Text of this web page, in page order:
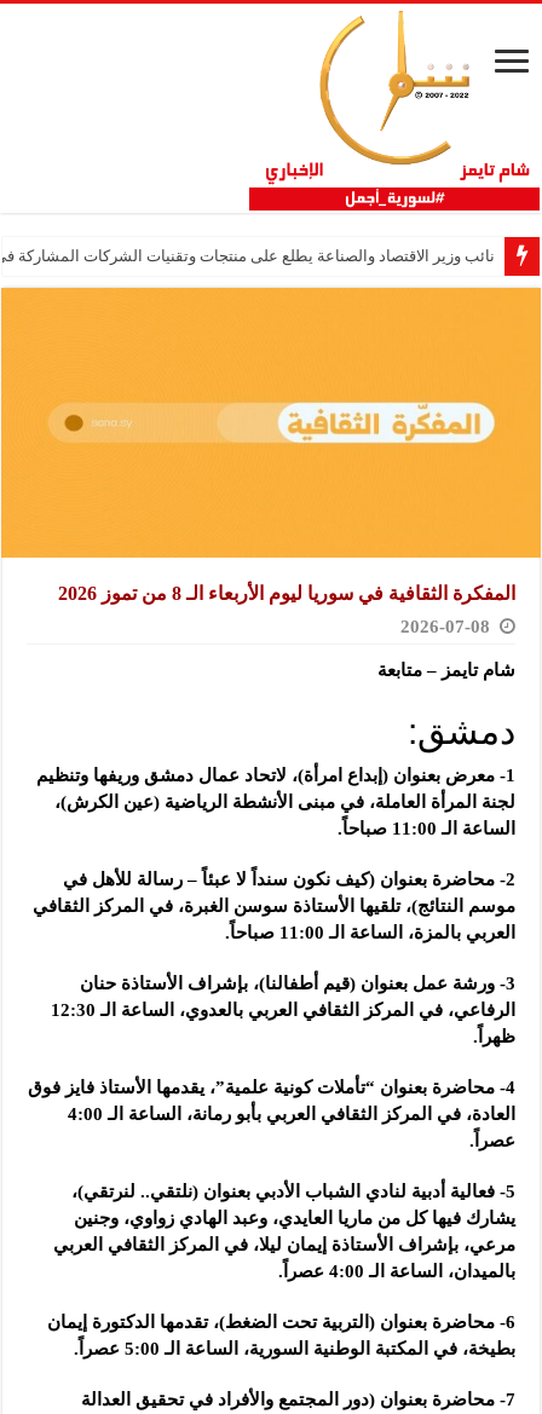
نائب وزير الاقتصاد والصناعة يطلع على منتجات وتقنيات الشركات المشاركة في
المفكرة الثقافية في سوريا ليوم الأربعاء الـ 8 من تموز 2026
2026-07-08
شام تايمز – متابعة
دمشق:
1- معرض بعنوان (إبداع امرأة)، لاتحاد عمال دمشق وريفها وتنظيم
لجنة المرأة العاملة، في مبنى الأنشطة الرياضية (عين الكرش)،
الساعة الـ 11:00 صباحاً.
2- محاضرة بعنوان (كيف نكون سنداً لا عبئاً – رسالة للأهل في
موسم النتائج)، تلقيها الأستاذة سوسن الغبرة، في المركز الثقافي
العربي بالمزة، الساعة الـ 11:00 صباحاً.
3- ورشة عمل بعنوان (قيم أطفالنا)، بإشراف الأستاذة حنان
الرفاعي، في المركز الثقافي العربي بالعدوي، الساعة الـ 12:30
ظهراً.
4- محاضرة بعنوان “تأملات كونية علمية”، يقدمها الأستاذ فايز فوق
العادة، في المركز الثقافي العربي بأبو رمانة، الساعة الـ 4:00
عصراً.
5- فعالية أدبية لنادي الشباب الأدبي بعنوان (نلتقي.. لنرتقي)،
يشارك فيها كل من ماريا العايدي، وعبد الهادي زواوي، وجنين
مرعي، بإشراف الأستاذة إيمان ليلا، في المركز الثقافي العربي
بالميدان، الساعة الـ 4:00 عصراً.
6- محاضرة بعنوان (التربية تحت الضغط)، تقدمها الدكتورة إيمان
بطيخة، في المكتبة الوطنية السورية، الساعة الـ 5:00 عصراً.
7- محاضرة بعنوان (دور المجتمع والأفراد في تحقيق العدالة